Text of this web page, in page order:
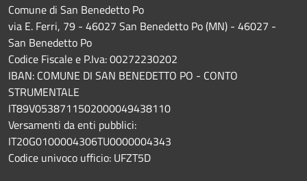
Comune di San Benedetto Po
via E. Ferri, 79 - 46027 San Benedetto Po (MN) - 46027 -
San Benedetto Po
Codice Fiscale e P.Iva: 00272230202
IBAN: COMUNE DI SAN BENEDETTO PO - CONTO
STRUMENTALE
IT89V0538711502000049438110
Versamenti da enti pubblici:
IT20G0100004306TU0000004343
Codice univoco ufficio: UFZT5D